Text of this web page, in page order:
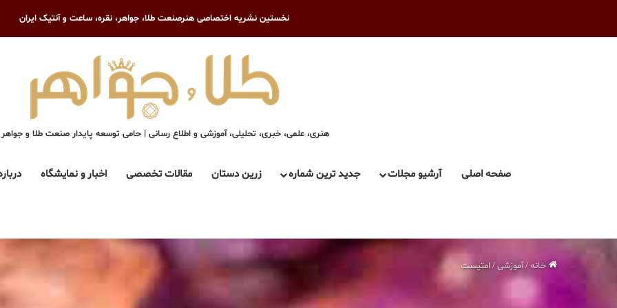
نخستین نشریه اختصاصی هنرصنعت طلا، جواهر، نقره، ساعت و آنتیک ایران
هنری، علمی، خبری، تحلیلی، آموزشی و اطلاع رسانی | حامی توسعه پایدار صنعت طلا و
صفحه اصلی آرشیو مجلات جدید ترین شماره زرین دستان مقالات تخصصی اخبار و نمایشگاه
خانه/آموزشی/ امتیست